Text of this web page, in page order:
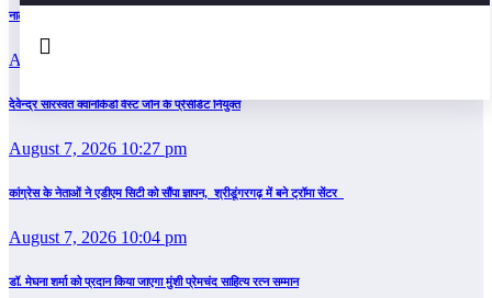
नाल पुलिस की कार्रवाई : 6.538 किलो डोडा पोस्त सहित तस्कर गिरफ्तार
August 8, 2026 8:11 am
देवेन्द्र सारस्वत क्वानकिडो वेस्ट जोन के प्रेसीडेंट नियुक्त
August 7, 2026 10:27 pm
कांग्रेस के नेताओं ने एडीएम सिटी को सौंपा ज्ञापन, श्रीडूंगरगढ़ में बने ट्रॉमा सेंटर
August 7, 2026 10:04 pm
डॉ. मेघना शर्मा को प्रदान किया जाएगा मुंशी प्रेमचंद साहित्य रत्न सम्‍मान